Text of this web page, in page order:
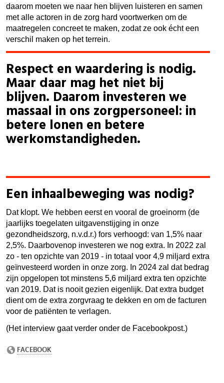
daarom moeten we naar hen blijven luisteren en samen
met alle actoren in de zorg hard voortwerken om de
maatregelen concreet te maken, zodat ze ook écht een
verschil maken op het terrein.
Respect en waardering is nodig.
Maar daar mag het niet bij
blijven. Daarom investeren we
massaal in ons zorgpersoneel: in
betere lonen en betere
werkomstandigheden.
Een inhaalbeweging was nodig?
Dat klopt. We hebben eerst en vooral de groeinorm (de
jaarlijks toegelaten uitgavenstijging in onze
gezondheidszorg, n.v.d.r.) fors verhoogd: van 1,5% naar
2,5%. Daarbovenop investeren we nog extra. In 2022 zal
zo - ten opzichte van 2019 - in totaal voor 4,9 miljard extra
geïnvesteerd worden in onze zorg. In 2024 zal dat bedrag
zijn opgelopen tot minstens 5,6 miljard extra ten opzichte
van 2019. Dat is nooit gezien eigenlijk. Dat extra budget
dient om de extra zorgvraag te dekken en om de facturen
voor de patiënten te verlagen.
(Het interview gaat verder onder de Facebookpost.)